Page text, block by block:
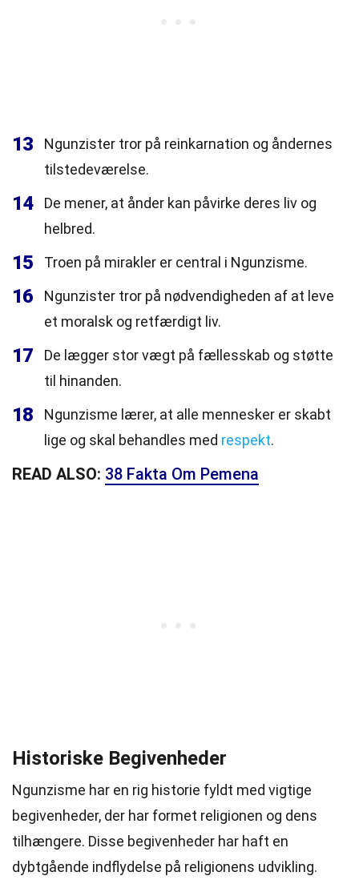
13
Ngunzister tror på reinkarnation og åndernes
tilstedeværelse.
14
De mener, at ånder kan påvirke deres liv og
helbred.
15 Troen på mirakler er central i Ngunzisme.
16
Ngunzister tror på nødvendigheden af at leve
et moralsk og retfærdigt liv.
17
De lægger stor vægt på fællesskab og støtte
til hinanden.
18
Ngunzisme lærer, at alle mennesker er skabt
lige og skal behandles med respekt.
READ ALSO: 38 Fakta Om Pemena
Historiske Begivenheder
Ngunzisme har en rig historie fyldt med vigtige
begivenheder, der har formet religionen og dens
tilhængere. Disse begivenheder har haft en
dybtgående indflydelse på religionens udvikling.